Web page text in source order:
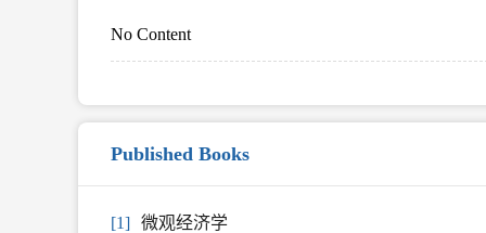
No Content
Published Books
[1] 微观经济学